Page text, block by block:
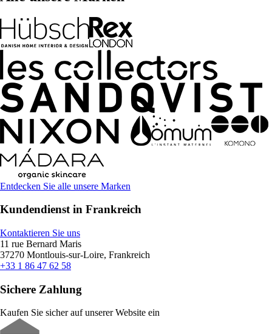
Entdecken Sie alle unsere Marken
Kundendienst in Frankreich
Kontaktieren Sie uns
11 rue Bernard Maris
37270 Montlouis-sur-Loire, Frankreich
+33 1 86 47 62 58
Sichere Zahlung
Kaufen Sie sicher auf unserer Website ein